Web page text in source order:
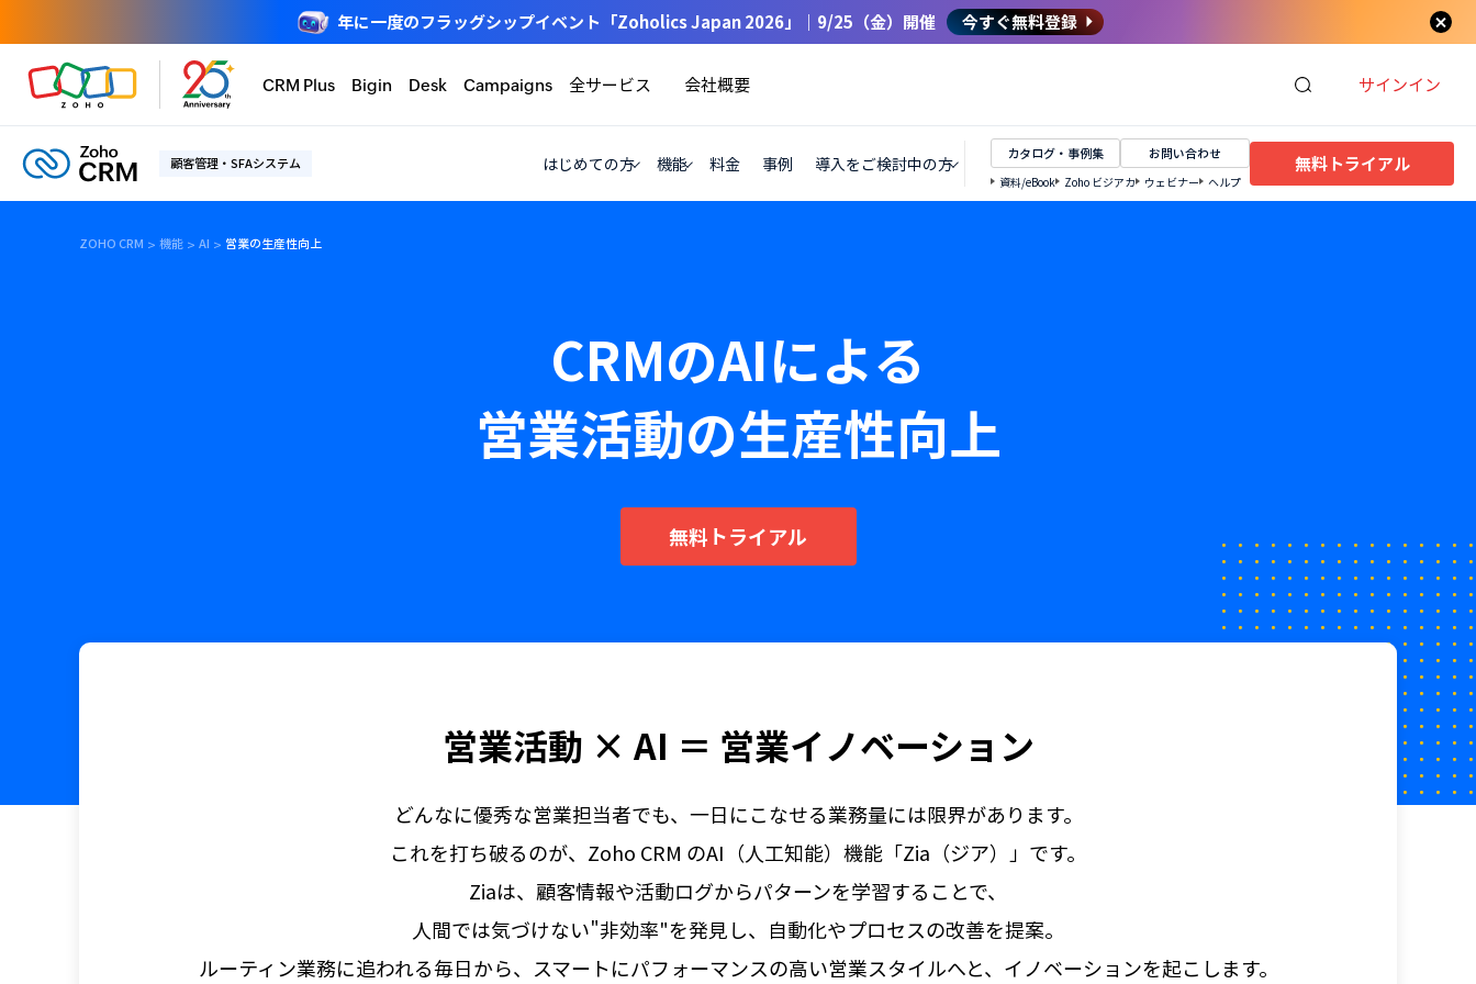
年に一度のフラッグシップイベント「Zoholics Japan 2026」｜9/25（金）開催 今すぐ無料登録
CRM Plus Bigin Desk Campaigns 全サービス 会社概要 サインイン
顧客管理・SFAシステム はじめての方 機能 料金 事例 導入をご検討中の方 カタログ・事例集 お問い合わせ
資料/eBook Zoho ビジアカ ウェビナー ヘルプ
無料トライアル
ZOHO CRM 機能 AI 営業の生産性向上
CRMのAIによる
営業活動の生産性向上
無料トライアル
営業活動 × AI ＝ 営業イノベーション
どんなに優秀な営業担当者でも、一日にこなせる業務量には限界があります。
これを打ち破るのが、Zoho CRM のAI（人工知能）機能「Zia（ジア）」です。
Ziaは、顧客情報や活動ログからパターンを学習することで、
人間では気づけない"非効率"を発見し、自動化やプロセスの改善を提案。
ルーティン業務に追われる毎日から、スマートにパフォーマンスの高い営業スタイルへと、イノベーションを起こします。